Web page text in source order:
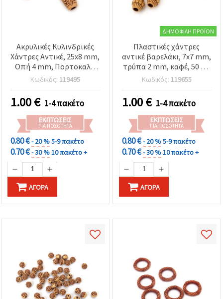
Ακρυλικές Κυλινδρικές
Χάντρες Αντικέ, 25x8 mm,
Οπή 4 mm, Πορτοκαλί,
50 γρ.~27 τεμάχια
Κωδικός: 119495
1.00€ 1-4 πακέτο
ΕΚΠΤΏΣΕΙΣ
ΓΙΑ ΠΟΣΌΤΗΤΑ
0.80 €- 20 %5-9 πακέτο
0.70 €- 30 %10 πακέτο +
ΑΓΟΡΆ
ΔΗΜΟΦΙΛΉ ΠΡΟΪΌΝ
Πλαστικές χάντρες
αντικέ βαρελάκι, 7x7 mm,
τρύπα 2 mm, καφέ, 50 γρ.
(~340 τεμ.)
Κωδικός: 119655
1.00€ 1-4 πακέτο
ΕΚΠΤΏΣΕΙΣ
ΓΙΑ ΠΟΣΌΤΗΤΑ
0.80 €- 20 %5-9 πακέτο
0.70 €- 30 %10 πακέτο +
ΑΓΟΡΆ